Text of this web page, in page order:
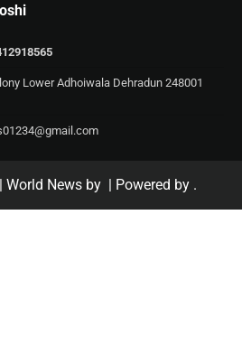
Lower Adhoiwala Dehradun 248001
| World News by | Powered by .